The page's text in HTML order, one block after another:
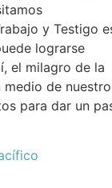
y Testigo
lograrse
el milagro de la
de nuestro
para dar un